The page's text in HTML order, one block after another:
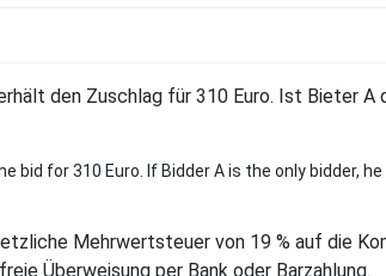
den Zuschlag für 310 Euro. Ist Bieter A
bid for 310 Euro. If Bidder A is the only bidder,
Mehrwertsteuer von 19 % auf die
Überweisung per Bank oder Barzahlung.